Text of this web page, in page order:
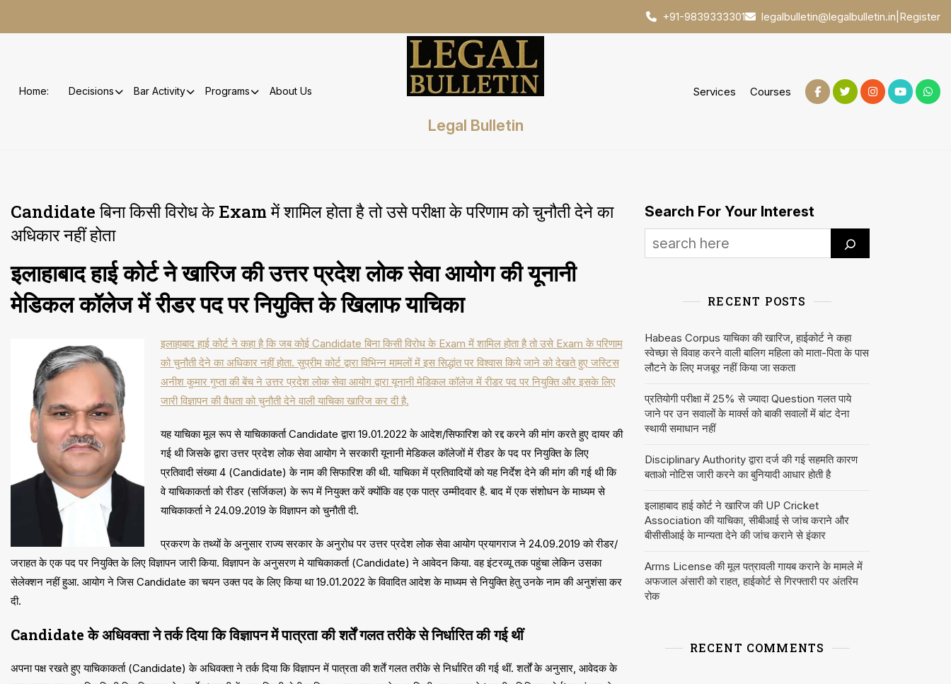
+91-9839333301 legalbulletin@legalbulletin.in Register
Home: Decisions Bar Activity Programs About Us
Legal Bulletin
Services Courses
Candidate बिना किसी विरोध के Exam में शामिल होता है तो उसे परीक्षा के परिणाम को चुनौती देने का
अधिकार नहीं होता
इलाहाबाद हाई कोर्ट ने खारिज की उत्तर प्रदेश लोक सेवा आयोग की यूनानी
मेडिकल कॉलेज में रीडर पद पर नियुक्ति के खिलाफ याचिका
इलाहाबाद हाई कोर्ट ने कहा है कि जब कोई Candidate बिना किसी विरोध के Exam में शामिल होता है तो उसे Exam के परिणाम
को चुनौती देने का अधिकार नहीं होता. सुप्रीम कोर्ट द्वारा विभिन्न मामलों में इस सिद्धांत पर विश्वास किये जाने को देखते हुए जस्टिस
अनीश कुमार गुप्ता की बेंच ने उत्तर प्रदेश लोक सेवा आयोग द्वारा यूनानी मेडिकल कॉलेज में रीडर पद पर नियुक्ति और इसके लिए
जारी विज्ञापन की वैधता को चुनौती देने वाली याचिका खारिज कर दी है.
यह याचिका मूल रूप से याचिकाकर्ता Candidate द्वारा 19.01.2022 के आदेश/सिफारिश को रद्द करने की मांग करते हुए दायर की
गई थी जिसके द्वारा उत्तर प्रदेश लोक सेवा आयोग ने सरकारी यूनानी मेडिकल कॉलेजों में रीडर के पद पर नियुक्ति के लिए
प्रतिवादी संख्या 4 (Candidate) के नाम की सिफारिश की थी. याचिका में प्रतिवादियों को यह निर्देश देने की मांग की गई थी कि
वे याचिकाकर्ता को रीडर (सर्जिकल) के रूप में नियुक्त करें क्योंकि वह एक पात्र उम्मीदवार है. बाद में एक संशोधन के माध्यम से
याचिकाकर्ता ने 24.09.2019 के विज्ञापन को चुनौती दी.
प्रकरण के तथ्यों के अनुसार राज्य सरकार के अनुरोध पर उत्तर प्रदेश लोक सेवा आयोग प्रयागराज ने 24.09.2019 को रीडर/
जराहत के एक पद पर नियुक्ति के लिए विज्ञापन जारी किया. विज्ञापन के अनुसरण मे याचिकाकर्ता (Candidate) ने आवेदन किया. वह इंटरव्यू तक पहुंचा लेकिन उसका
सेलेक्शन नहीं हुआ. आयोग ने जिस Candidate का चयन उक्त पद के लिए किया था 19.01.2022 के विवादित आदेश के माध्यम से नियुक्ति हेतु उनके नाम की अनुशंसा कर
दी.
Candidate के अधिवक्ता ने तर्क दिया कि विज्ञापन में पात्रता की शर्तें गलत तरीके से निर्धारित की गई थीं
अपना पक्ष रखते हुए याचिकाकर्ता (Candidate) के अधिवक्ता ने तर्क दिया कि विज्ञापन में पात्रता की शर्तें गलत तरीके से निर्धारित की गई थीं. शर्तों के अनुसार, आवेदक के
Search For Your Interest
RECENT POSTS
Habeas Corpus याचिका की खारिज, हाईकोर्ट ने कहा
स्वेच्छा से विवाह करने वाली बालिग महिला को माता-पिता के पास
लौटने के लिए मजबूर नहीं किया जा सकता
प्रतियोगी परीक्षा में 25% से ज्यादा Question गलत पाये
जाने पर उन सवालों के मार्क्स को बाकी सवालों में बांट देना
स्थायी समाधान नहीं
Disciplinary Authority द्वारा दर्ज की गई सहमति कारण
बताओ नोटिस जारी करने का बुनियादी आधार होती है
इलाहाबाद हाई कोर्ट ने खारिज की UP Cricket
Association की याचिका, सीबीआई से जांच कराने और
बीसीसीआई के मान्यता देने की जांच कराने से इंकार
Arms License की मूल पत्रावली गायब कराने के मामले में
अफजाल अंसारी को राहत, हाईकोर्ट से गिरफ्तारी पर अंतरिम
रोक
RECENT COMMENTS